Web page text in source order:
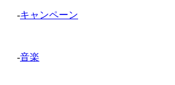
-キャンペーン
-音楽